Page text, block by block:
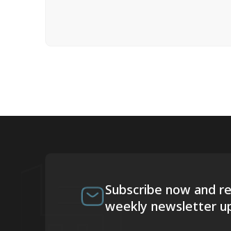
Subscribe now and
weekly newsletter